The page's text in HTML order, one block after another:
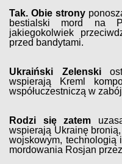
Tak. Obie strony
bestialski mord na
jakiegokolwiek
przed bandytami.
Ukraiński Zelenski
wspierają Kreml
współuczestniczą w
Rodzi się zatem
wspierają Ukrainę
wojskowym, technologią
mordowania Rosjan